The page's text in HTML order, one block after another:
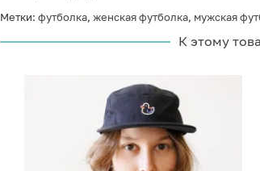
Метки: футболка, женская футболка, мужская
К этому